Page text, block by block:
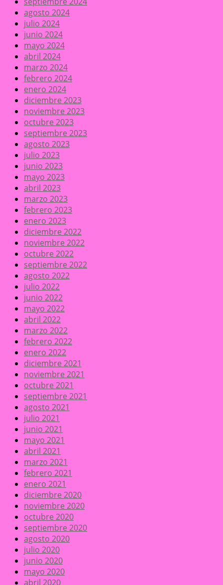
agosto 2024
julio 2024
junio 2024
mayo 2024
abril 2024
marzo 2024
febrero 2024
enero 2024
diciembre 2023
noviembre 2023
octubre 2023
septiembre 2023
agosto 2023
julio 2023
junio 2023
mayo 2023
abril 2023
marzo 2023
febrero 2023
enero 2023
diciembre 2022
noviembre 2022
octubre 2022
septiembre 2022
agosto 2022
julio 2022
junio 2022
mayo 2022
abril 2022
marzo 2022
febrero 2022
enero 2022
diciembre 2021
noviembre 2021
octubre 2021
septiembre 2021
agosto 2021
julio 2021
junio 2021
mayo 2021
abril 2021
marzo 2021
febrero 2021
enero 2021
diciembre 2020
noviembre 2020
octubre 2020
septiembre 2020
agosto 2020
julio 2020
junio 2020
mayo 2020
abril 2020